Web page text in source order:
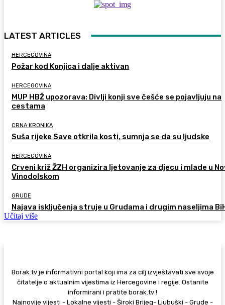
LATEST ARTICLES
HERCEGOVINA
Požar kod Konjica i dalje aktivan
HERCEGOVINA
MUP HBŽ upozorava: Divlji konji sve češće se pojavljuju na
cestama
CRNA KRONIKA
Suša rijeke Save otkrila kosti, sumnja se da su ljudske
HERCEGOVINA
Crveni križ ŽZH organizira ljetovanje za djecu i mlade u
Vinodolskom
GRUDE
Najava isključenja struje u Grudama i drugim naseljima
Učitaj više
Borak.tv je informativni portal koji ima za cilj izvještavati sve svoje
čitatelje o aktualnim vijestima iz Hercegovine i regije. Ostanite
informirani i pratite borak.tv !
Najnovije vijesti - Lokalne vijesti - Široki Brijeg- Ljubuški - Grude -